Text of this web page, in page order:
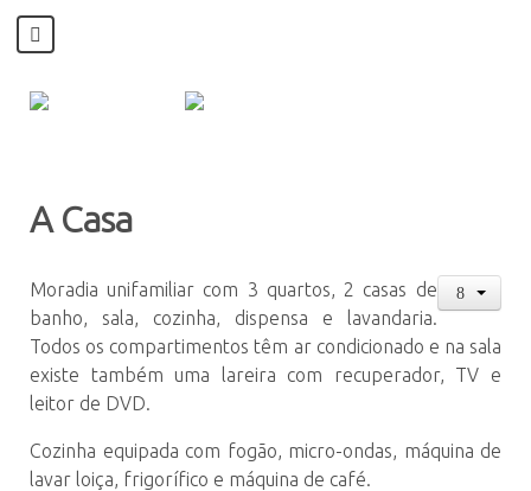
A Casa
Moradia unifamiliar com 3 quartos, 2 casas de
banho, sala, cozinha, dispensa e lavandaria.
Todos os compartimentos têm ar condicionado e na sala
existe também uma lareira com recuperador, TV e
leitor de DVD.
Cozinha equipada com fogão, micro-ondas, máquina de
lavar loiça, frigorífico e máquina de café.